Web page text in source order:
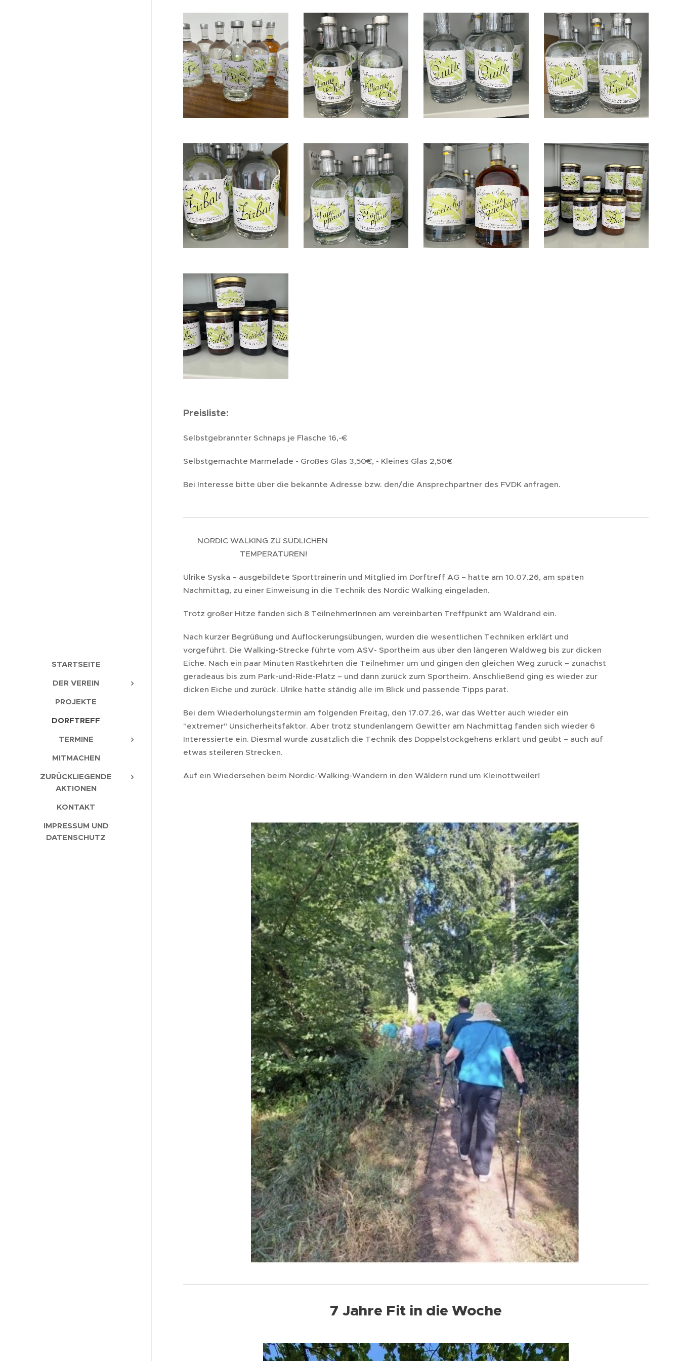
STARTSEITE
DER VEREIN
PROJEKTE
DORFTREFF
TERMINE
MITMACHEN
ZURÜCKLIEGENDE
AKTIONEN
KONTAKT
IMPRESSUM UND
DATENSCHUTZ
Preisliste:
Selbstgebrannter Schnaps je Flasche 16,-€
Selbstgemachte Marmelade - Großes Glas 3,50€, - Kleines Glas 2,50€
Bei Interesse bitte über die bekannte Adresse bzw. den/die Ansprechpartner des FVDK anfragen.
NORDIC WALKING ZU SÜDLICHEN
TEMPERATUREN!
Ulrike Syska – ausgebildete Sporttrainerin und Mitglied im Dorftreff AG – hatte am 10.07.26, am späten
Nachmittag, zu einer Einweisung in die Technik des Nordic Walking eingeladen.
Trotz großer Hitze fanden sich 8 TeilnehmerInnen am vereinbarten Treffpunkt am Waldrand ein.
Nach kurzer Begrüßung und Auflockerungsübungen, wurden die wesentlichen Techniken erklärt und
vorgeführt. Die Walking-Strecke führte vom ASV- Sportheim aus über den längeren Waldweg bis zur dicken
Eiche. Nach ein paar Minuten Rastkehrten die Teilnehmer um und gingen den gleichen Weg zurück – zunächst
geradeaus bis zum Park-und-Ride-Platz – und dann zurück zum Sportheim. Anschließend ging es wieder zur
dicken Eiche und zurück. Ulrike hatte ständig alle im Blick und passende Tipps parat.
Bei dem Wiederholungstermin am folgenden Freitag, den 17.07.26, war das Wetter auch wieder ein
"extremer" Unsicherheitsfaktor. Aber trotz stundenlangem Gewitter am Nachmittag fanden sich wieder 6
Interessierte ein. Diesmal wurde zusätzlich die Technik des Doppelstockgehens erklärt und geübt – auch auf
etwas steileren Strecken.
Auf ein Wiedersehen beim Nordic-Walking-Wandern in den Wäldern rund um Kleinottweiler!
7 Jahre Fit in die Woche